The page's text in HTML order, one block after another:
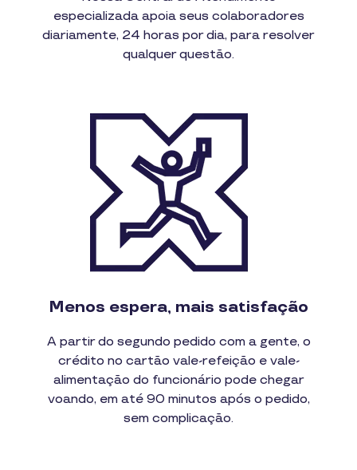
especializada apoia seus colaboradores
diariamente, 24 horas por dia, para resolver
qualquer questão.
Menos espera, mais satisfação
A partir do segundo pedido com a gente, o
crédito no cartão vale-refeição e vale-
alimentação do funcionário pode chegar
voando, em até 90 minutos após o pedido,
sem complicação.